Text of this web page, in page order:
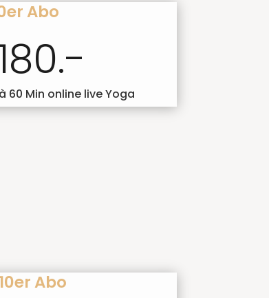
Abo
60 Min online live Yoga
Abo